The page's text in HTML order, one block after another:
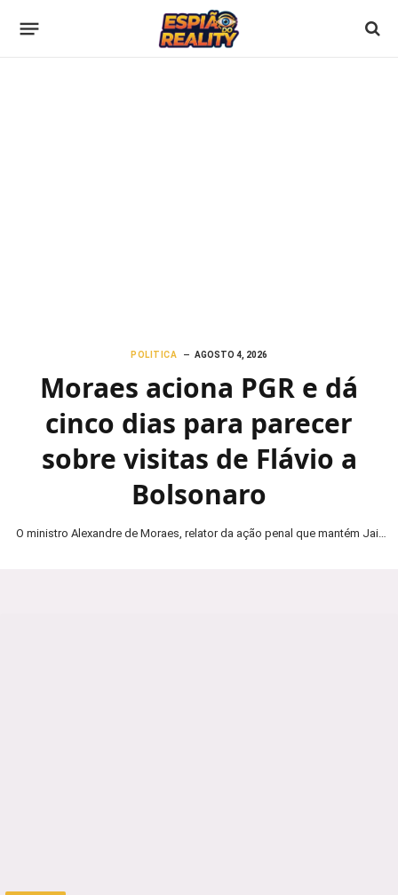
POLITICA AGOSTO 4, 2026
Moraes aciona PGR e dá
cinco dias para parecer
sobre visitas de Flávio a
Bolsonaro
O ministro Alexandre de Moraes, relator da ação penal que mantém Jair